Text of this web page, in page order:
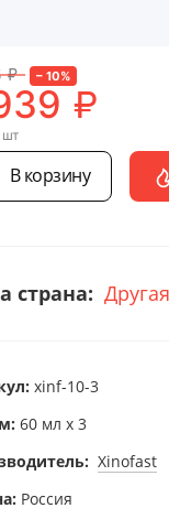
₽ – 10%
₽
шт
В корзину
страна:
xinf-10-3
60 мл х 3
Xinofast
Россия